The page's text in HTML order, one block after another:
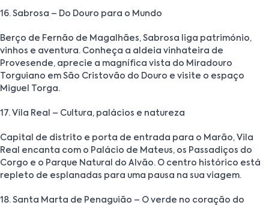
16. Sabrosa – Do Douro para o Mundo
Berço de Fernão de Magalhães, Sabrosa liga património,
vinhos e aventura. Conheça a aldeia vinhateira de
Provesende, aprecie a magnífica vista do Miradouro
Torguiano em São Cristovão do Douro e visite o espaço
Miguel Torga.
17. Vila Real – Cultura, palácios e natureza
Capital de distrito e porta de entrada para o Marão, Vila
Real encanta com o Palácio de Mateus, os Passadiços do
Corgo e o Parque Natural do Alvão. O centro histórico está
repleto de esplanadas para uma pausa na sua viagem.
18. Santa Marta de Penaguião – O verde no coração do